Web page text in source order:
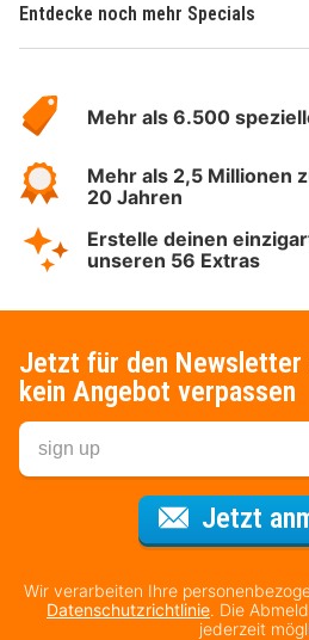
Entdecke noch mehr Specials
Hotelspecials
Mehr als 6.500
Mehr als 2,5 Millionen
20 Jahren
Erstelle deinen
unseren 56 Extras
Jetzt für den Newsletter
kein Angebot verpassen
Jetzt
Wir verarbeiten Ihre
Datenschutzrichtlinie. Die
jederzeit